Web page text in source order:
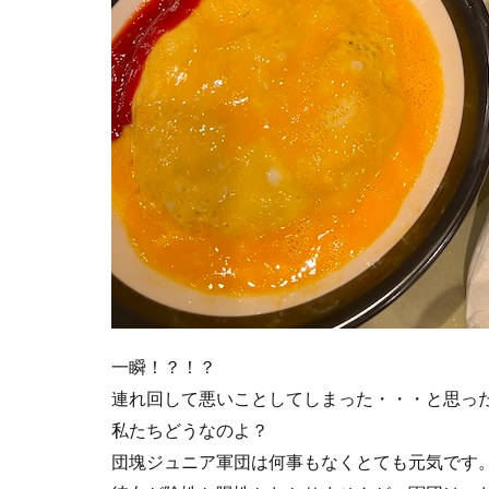
一瞬！？！？
連れ回して悪いことしてしまった・・・と思っ
私たちどうなのよ？
団塊ジュニア軍団は何事もなくとても元気です